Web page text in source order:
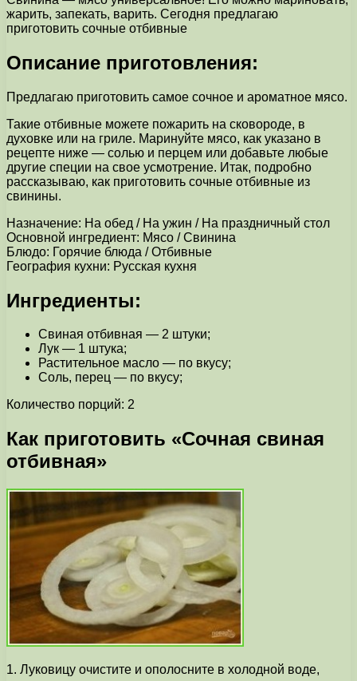
жарить, запекать, варить. Сегодня предлагаю
приготовить сочные отбивные
Описание приготовления:
Предлагаю приготовить самое сочное и ароматное мясо.
Такие отбивные можете пожарить на сковороде, в
духовке или на гриле. Маринуйте мясо, как указано в
рецепте ниже — солью и перцем или добавьте любые
другие специи на свое усмотрение. Итак, подробно
рассказываю, как приготовить сочные отбивные из
свинины.
Назначение: На обед / На ужин / На праздничный стол
Основной ингредиент: Мясо / Свинина
Блюдо: Горячие блюда / Отбивные
География кухни: Русская кухня
Ингредиенты:
Свиная отбивная — 2 штуки;
Лук — 1 штука;
Растительное масло — по вкусу;
Соль, перец — по вкусу;
Количество порций: 2
Как приготовить «Сочная свиная
отбивная»
1. Луковицу очистите и ополосните в холодной воде,